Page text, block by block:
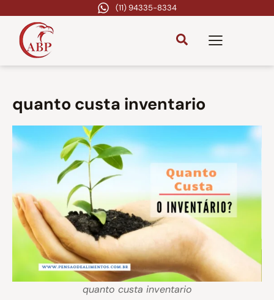
(11) 94335-8334
quanto custa inventario
quanto custa inventario